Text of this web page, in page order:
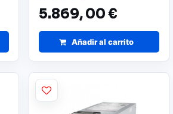
5.869,00 €
Añadir al carrito